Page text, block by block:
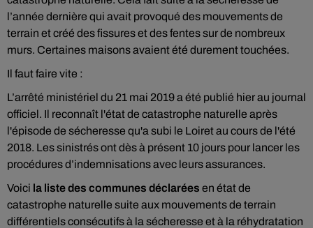
l’année dernière qui avait provoqué des mouvements de
terrain et créé des fissures et des fentes sur de nombreux
murs. Certaines maisons avaient été durement touchées.
Il faut faire vite :
L’arrêté ministériel du 21 mai 2019 a été publié hier au journal
officiel. Il reconnaît l'état de catastrophe naturelle après
l'épisode de sécheresse qu'a subi le Loiret au cours de l'été
2018. Les sinistrés ont dès à présent 10 jours pour lancer les
procédures d’indemnisations avec leurs assurances.
Voici la liste des communes déclarées en état de
catastrophe naturelle suite aux mouvements de terrain
différentiels consécutifs à la sécheresse et à la réhydratation